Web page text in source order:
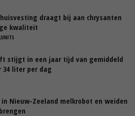
draagt bij aan chrysanten
kwaliteit
stijgt in een jaar tijd van gemiddeld
34 liter per dag
in Nieuw-Zeeland melkrobot en weiden